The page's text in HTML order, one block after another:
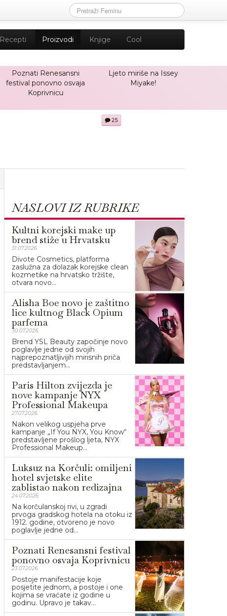
Recepti Proizvodi Knjige Cool
Poznati Renesansni
festival ponovno osvaja
Koprivnicu
Ljeto miriše na Issey
Miyake!
25
NASLOVI IZ RUBRIKE
Kultni korejski make up
brend stiže u Hrvatsku
31.07.2026.
Divote Cosmetics, platforma
zaslužna za dolazak korejske clean
kozmetike na hrvatsko tržište,
otvara novo...
Alisha Boe novo je zaštitno
lice kultnog Black Opium
parfema
30.07.2026.
Brend YSL Beauty započinje novo
poglavlje jedne od svojih
najprepoznatljivijih mirisnih priča
predstavljanjem...
Paris Hilton zvijezda je
nove kampanje NYX
Professional Makeupa
27.07.2026.
Nakon velikog uspjeha prve
kampanje „If You NYX, You Know“
predstavljene prošlog ljeta, NYX
Professional Makeup...
Luksuz na Korčuli: omiljeni
hotel svjetske elite
zablistao nakon redizajna
24.07.2026.
Na korčulanskoj rivi, u zgradi
prvoga gradskog hotela na otoku iz
1912. godine, otvoreno je novo
poglavlje jedne od...
Poznati Renesansni festival
ponovno osvaja Koprivnicu
23.07.2026.
Postoje manifestacije koje
posjetite jednom, a postoje i one
kojima se vraćate iz godine u
godinu. Upravo je takav...